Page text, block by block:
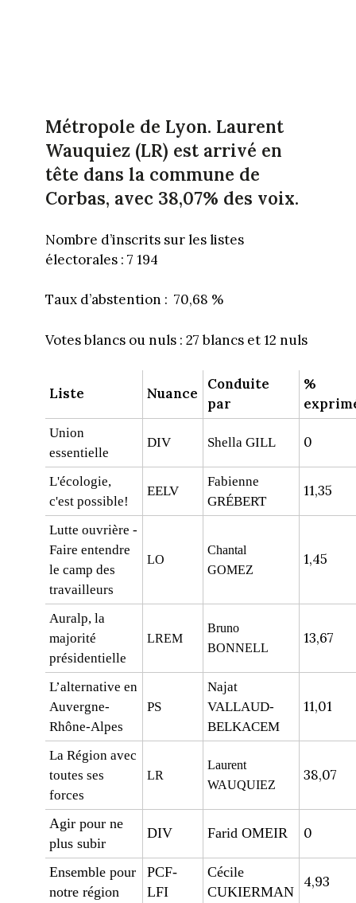
Métropole de Lyon. Laurent
Wauquiez (LR) est arrivé en
tête dans la commune de
Corbas, avec 38,07% des voix.
Nombre d’inscrits sur les listes
électorales : 7 194
Taux d’abstention : 70,68 %
Votes blancs ou nuls : 27 blancs et 12 nuls
Liste Nuance
Conduite
par
%
Union
essentielle
DIV Shella GILL 0
L'écologie,
c'est possible!
EELV
Fabienne
GRÉBERT
11,35
Lutte ouvrière -
Faire entendre
le camp des
travailleurs
LO
Chantal
GOMEZ
1,45
Auralp, la
majorité
présidentielle
LREM
Bruno
BONNELL
13,67
L’alternative en
Auvergne-
Rhône-Alpes
PS
Najat
VALLAUD-
BELKACEM
11,01
La Région avec
toutes ses
forces
LR
Laurent
WAUQUIEZ
38,07
Agir pour ne
plus subir
DIV Farid OMEIR 0
Ensemble pour
notre région
PCF-
LFI
Cécile
CUKIERMAN
4,93